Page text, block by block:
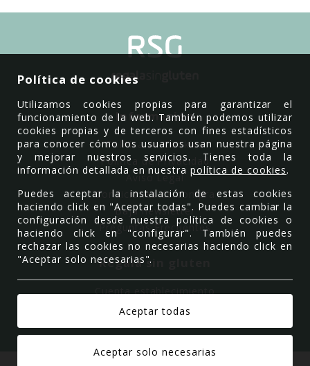
Información
Política de Cookies
Política de Privacidad
Aviso Legal
Condiciones de compra
Baja newsletter
Preguntas Frecuentes
Regala sin gluten
Quiénes somos
Política de cookies
Utilizamos cookies propias para garantizar el
funcionamiento de la web. También podemos utilizar
cookies propias y de terceros con fines estadísticos
para conocer cómo los usuarios usan nuestra página
y mejorar nuestros servicios. Tienes toda la
información detallada en nuestrapolítica de cookies.
Puedes aceptar la instalación de estas cookies
haciendo click en "Aceptar todas". Puedes cambiar la
configuración desde nuestra política de cookies o
haciendo click en "configurar". También puedes
rechazar las cookies no necesarias haciendo click en
"Aceptar solo necesarias".